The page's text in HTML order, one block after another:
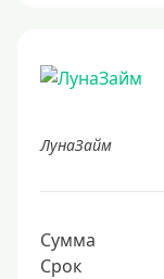
ЛунаЗайм
Сумма
Срок